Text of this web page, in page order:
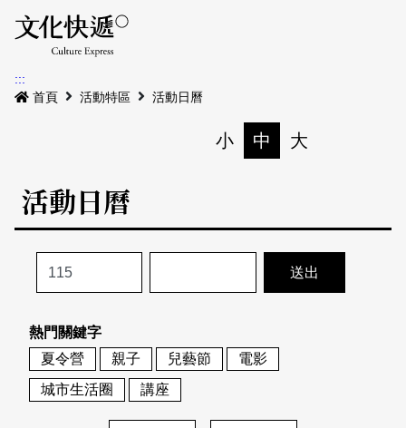
最新公告
本期專題
歷史專題
活動特區
活動列表
地圖搜尋
關於我們
關於我們
刊物索取地點
會員基本資料
刊登活動
網站導覽 English
日本語 登入/註冊
:::
首頁
活動特區 活動日曆
小 中 大
活動日曆
熱門關鍵字
夏令營
親子 兒藝節
電影
城市生活圈
講座